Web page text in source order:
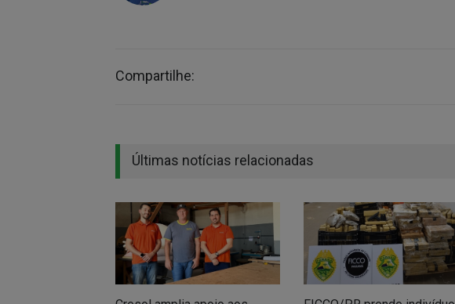
Compartilhe:
Últimas notícias relacionadas